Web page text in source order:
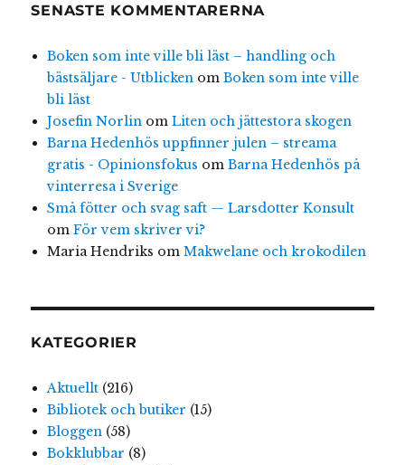
SENASTE KOMMENTARERNA
Boken som inte ville bli läst – handling och
bästsäljare - Utblickenom Boken som inte ville
bli läst
Josefin Norlinom Liten och jättestora skogen
Barna Hedenhös uppfinner julen – streama
gratis - Opinionsfokus om Barna Hedenhös på
vinterresa i Sverige
Små fötter och svag saft — Larsdotter Konsult
om För vem skriver vi?
Maria Hendriks om Makwelane och krokodilen
KATEGORIER
Aktuellt(216)
Bibliotek och butiker (15)
Bloggen (58)
Bokklubbar (8)